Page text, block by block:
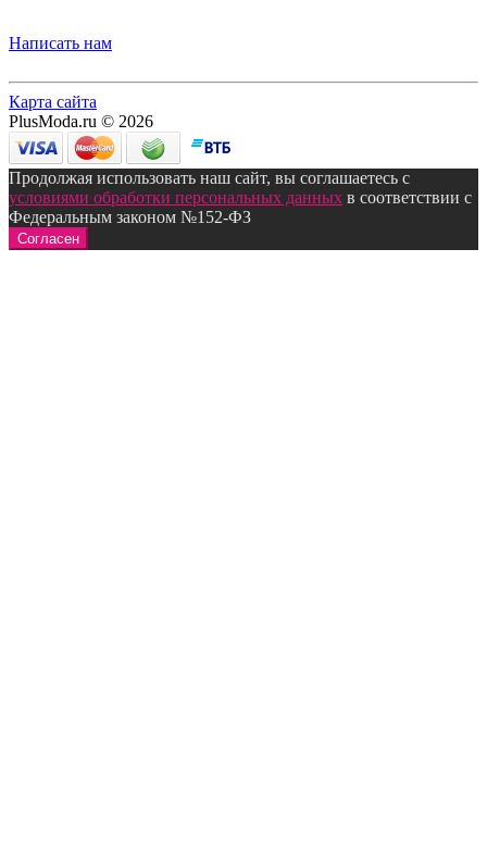
Написать нам
Карта сайта
PlusModa.ru © 2026
Продолжая использовать наш сайт, вы соглашаетесь с
условиями обработки персональных данных в соответствии с
Федеральным законом №152-ФЗ
Согласен